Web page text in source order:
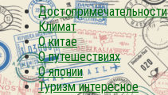
Достопримечательности
Климат
О китае
О путешествиях
О японии
Туризм интересное